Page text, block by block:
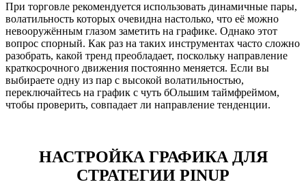
При торговле рекомендуется использовать динамичные пары,
волатильность которых очевидна настолько, что её можно
невооружённым глазом заметить на графике. Однако этот
вопрос спорный. Как раз на таких инструментах часто сложно
разобрать, какой тренд преобладает, поскольку направление
краткосрочного движения постоянно меняется. Если вы
выбираете одну из пар с высокой волатильностью,
переключайтесь на график с чуть бОльшим таймфреймом,
чтобы проверить, совпадает ли направление тенденции.
НАСТРОЙКА ГРАФИКА ДЛЯ
СТРАТЕГИИ PINUP